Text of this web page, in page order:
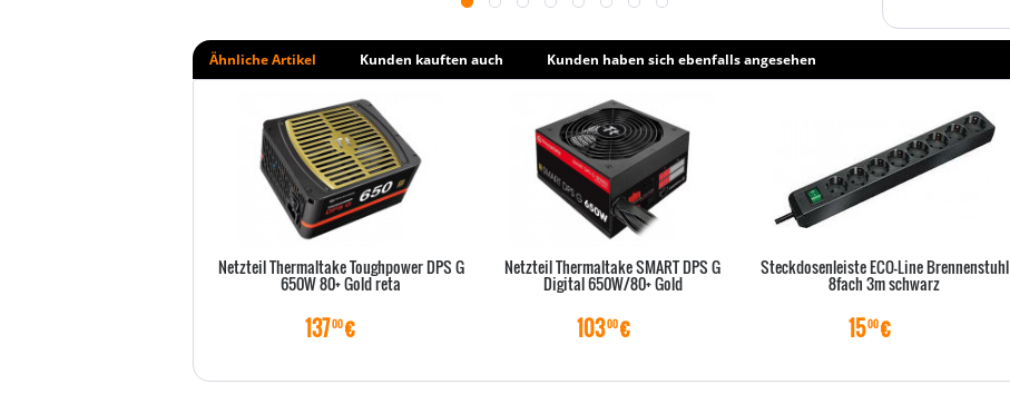
Ähnliche Artikel Kunden kauften auch Kunden haben sich ebenfalls angesehen
Netzteil Thermaltake Toughpower DPS G
650W 80+ Gold reta
13700€
Netzteil Thermaltake SMART DPS G
Digital 650W/80+ Gold
10300€
Steckdosenleiste ECO-Line Brennenstuhl
8fach 3m schwarz
1500€